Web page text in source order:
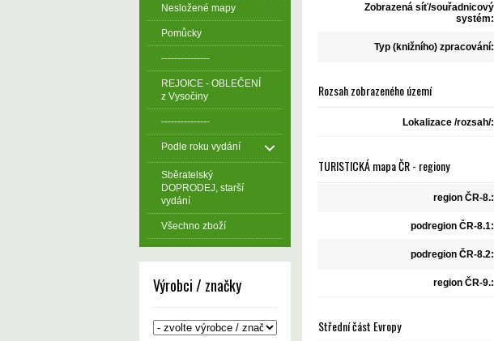
Nesložené mapy
Pomůcky
---------------
REJOICE - OBLEČENÍ
z Vysočiny
---------------
Podle roku vydání
Sběratelský
DOPRODEJ, starší
vydání
Všechno zboží
Výrobci / značky
Zobrazená síť/souřadnicový
systém:
Typ (knižního) zpracování:
Rozsah zobrazeného území
Lokalizace /rozsah/:
TURISTICKÁ mapa ČR - regiony
region ČR-8.:
podregion ČR-8.1:
podregion ČR-8.2:
region ČR-9.:
Střední část Evropy